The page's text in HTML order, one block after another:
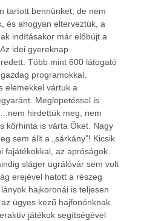
tartott bennünket, de nem
és ahogyan elterveztük, a
indításakor már előbújt a
idei gyereknap
Több mint 600 látogató
programokkal,
elemekkel vártuk a
Meglepetéssel is
hirdettük meg, nem
körhinta is várta Őket. Nagy
sem állt a „sárkány”! Kicsik
fajátékokkal, az apróságok
sláger ugrálóvár sem volt
erejével hatott a részeg
hajkoronái is teljesen
ügyes kezű hajfonónknak.
játékok segítségével